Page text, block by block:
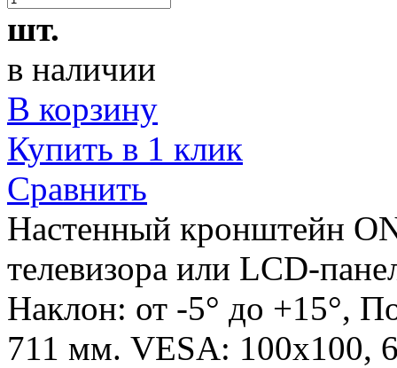
шт.
в наличии
В корзину
Купить в 1 клик
Сравнить
Настенный кронштейн
телевизора или LCD-
Наклон: от -5° до +15°,
711 мм. VESA: 100x100,